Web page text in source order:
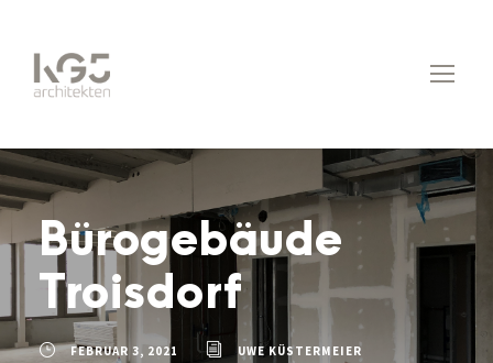
Bürogebäude
Troisdorf
FEBRUAR 3, 2021 UWE KÜSTERMEIER